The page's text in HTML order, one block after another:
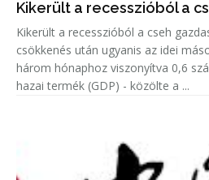
Kikerült a recesszióból a
Kikerült a recesszióból a cseh
csökkenés után ugyanis az idei
három hónaphoz viszonyítva 0,6
hazai termék (GDP) - közölte a ...